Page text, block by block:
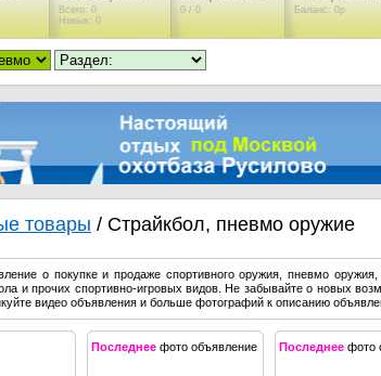
Всего: 0
Новых: 0
0 / 0 Баланс: 0р
товары / Cтрайкбол, пневмо оружие
о покупке и продаже спортивного оружия, пневмо
и прочих спортивно-игровых видов. Не забывайте о новых
видео объявления и больше фотографий к описанию
Последнее фото объявление Последнее фото